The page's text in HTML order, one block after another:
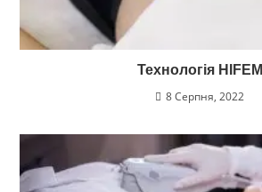
Технологія HIFEM
8 Серпня, 2022